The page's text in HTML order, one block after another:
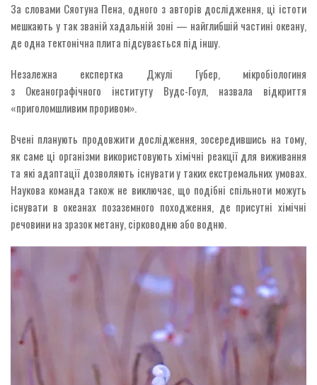
За словами Сяотуна Пена, одного з авторів дослідження, ці істоти
мешкають у так званій хадальній зоні — найглибшій частині океану,
де одна тектонічна плита підсувається під іншу.
Незалежна експертка Джулі Губер, мікробіологиня
з Океанографічного інституту Вудс-Гоул, назвала відкриття
«приголомшливим проривом».
Вчені планують продовжити дослідження, зосередившись на тому,
як саме ці організми використовують хімічні реакції для виживання
та які адаптації дозволяють існувати у таких екстремальних умовах.
Наукова команда також не виключає, що подібні спільноти можуть
існувати в океанах позаземного походження, де присутні хімічні
речовини на зразок метану, сірководню або водню.